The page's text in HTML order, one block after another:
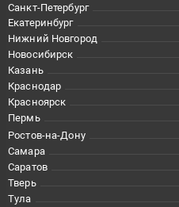
Санкт-Петербург
Екатеринбург
Нижний Новгород
Новосибирск
Казань
Краснодар
Красноярск
Пермь
Ростов-на-Дону
Самара
Саратов
Тверь
Тула